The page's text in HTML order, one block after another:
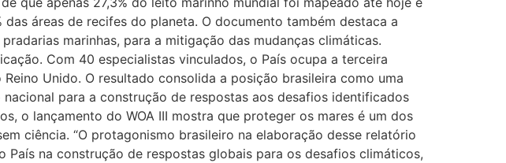
áreas de recifes do planeta. O documento também destaca a
marinhas, para a mitigação das mudanças climáticas.
Com 40 especialistas vinculados, o País ocupa a terceira
Unido. O resultado consolida a posição brasileira como uma
para a construção de respostas aos desafios identificados
o lançamento do WOA III mostra que proteger os mares é um dos
ciência. “O protagonismo brasileiro na elaboração desse relatório
na construção de respostas globais para os desafios climáticos,